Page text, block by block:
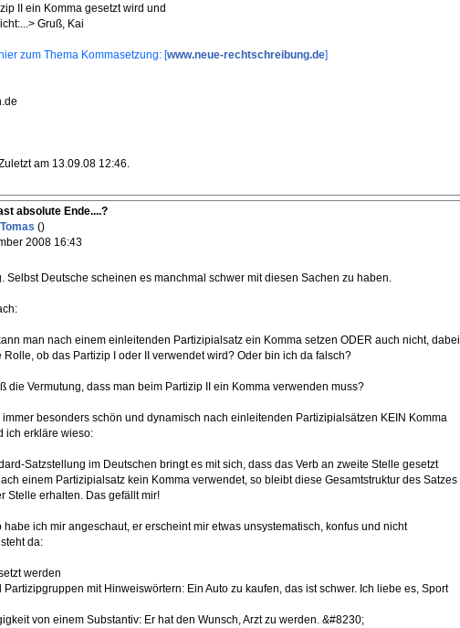
II ein Komma gesetzt wird und
Gruß, Kai
zum Thema Kommasetzung: [www.neue-rechtschreibung.de]
am 13.09.08 12:46.
absolute Ende....?
Tomas ()
2008 16:43
Selbst Deutsche scheinen es manchmal schwer mit diesen Sachen zu haben.
man nach einem einleitenden Partizipialsatz ein Komma setzen ODER auch nicht, dabei
Rolle, ob das Partizip I oder II verwendet wird? Oder bin ich da falsch?
die Vermutung, dass man beim Partizip II ein Komma verwenden muss?
immer besonders schön und dynamisch nach einleitenden Partizipialsätzen KEIN Komma
ich erkläre wieso:
Satzstellung im Deutschen bringt es mit sich, dass das Verb an zweite Stelle gesetzt
einem Partizipialsatz kein Komma verwendet, so bleibt diese Gesamtstruktur des Satzes
Stelle erhalten. Das gefällt mir!
habe ich mir angeschaut, er erscheint mir etwas unsystematisch, konfus und nicht
da:
werden
Partizipgruppen mit Hinweiswörtern: Ein Auto zu kaufen, das ist schwer. Ich liebe es, Sport
von einem Substantiv: Er hat den Wunsch, Arzt zu werden. &#8230;